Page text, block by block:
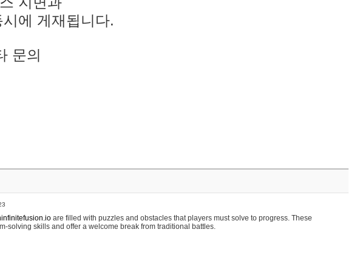
에 게재됩니다.
문의
are filled with puzzles and obstacles that players must solve to progress. These
solving skills and offer a welcome break from traditional battles.